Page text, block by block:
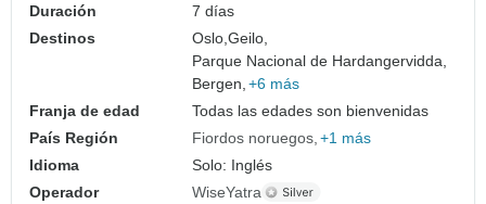
Duración
7 días
Destinos
Oslo,Geilo,
Parque Nacional de Hardangervidda,
Bergen, +6 más
Franja de edad
Todas las edades son bienvenidas
País Región
Fiordos noruegos +1 más
Idioma
Solo: Inglés
Operador
WiseYatra